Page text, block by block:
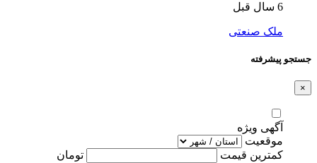
6 سال قبل
ملک صنعتی
جستجو پیشرفته
×
آگهی ویژه
موقعیت
کمترین قیمت
تومان